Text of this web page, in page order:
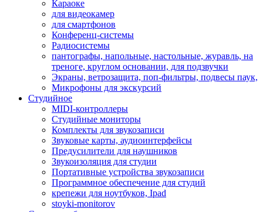
Караоке
для видеокамер
для смартфонов
Конференц-системы
Радиосистемы
пантографы, напольные, настольные, журавль, на
треноге, круглом основании, для подзвучки
Экраны, ветрозащита, поп-фильтры, подвесы паук,
Микрофоны для экскурсий
Студийное
MIDI-контроллеры
Студийные мониторы
Комплекты для звукозаписи
Звуковые карты, аудиоинтерфейсы
Предусилители для наушников
Звукоизоляция для студии
Портативные устройства звукозаписи
Программное обеспечение для студий
крепежи для ноутбуков, Ipad
stoyki-monitorov